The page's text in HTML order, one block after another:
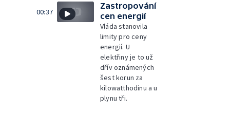
00:37
Zastropování
cen energií
Vláda stanovila
limity pro ceny
energií. U
elektřiny je to už
dřív oznámených
šest korun za
kilowatthodinu a u
plynu tři.